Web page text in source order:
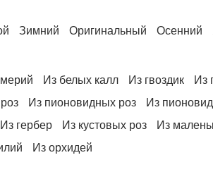
Зимний Оригинальный Осенний
Из белых калл Из гвоздик Из
Из пионовидных роз Из
Из гербер Из кустовых роз Из
Из орхидей